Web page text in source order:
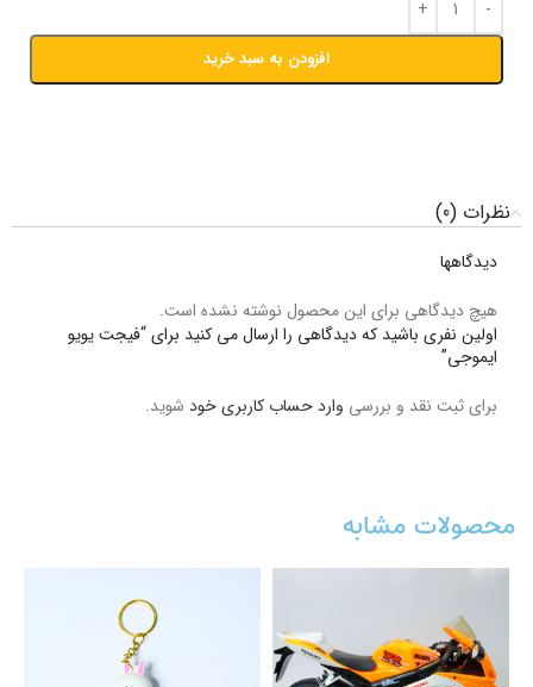
افزودن به سبد خرید
نظرات (0)
دیدگاهها
هیچ دیدگاهی برای این محصول نوشته نشده است.
اولین نفری باشید که دیدگاهی را ارسال می کنید برای “فیجت یویو
ایموجی”
برای ثبت نقد و بررسی وارد حساب کاربری خود شوید.
محصولات مشابه